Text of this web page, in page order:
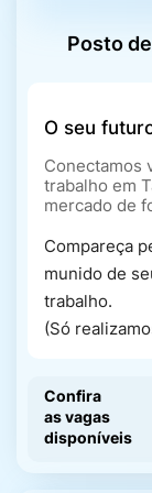
Educação
Ecopontos
Editais de
Espaços
Posto
O seu
Conectamos
trabalho em
mercado de
Compareça
munido de
trabalho.
(Só
Confira
as vagas
disponíveis